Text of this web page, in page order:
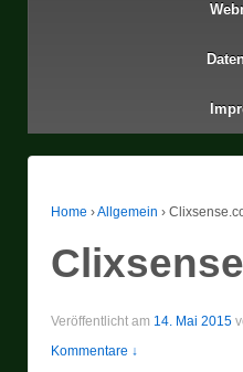
Home ›Allgemein ›
Veröffentlicht am 14. Mai 2015
Kommentare ↓